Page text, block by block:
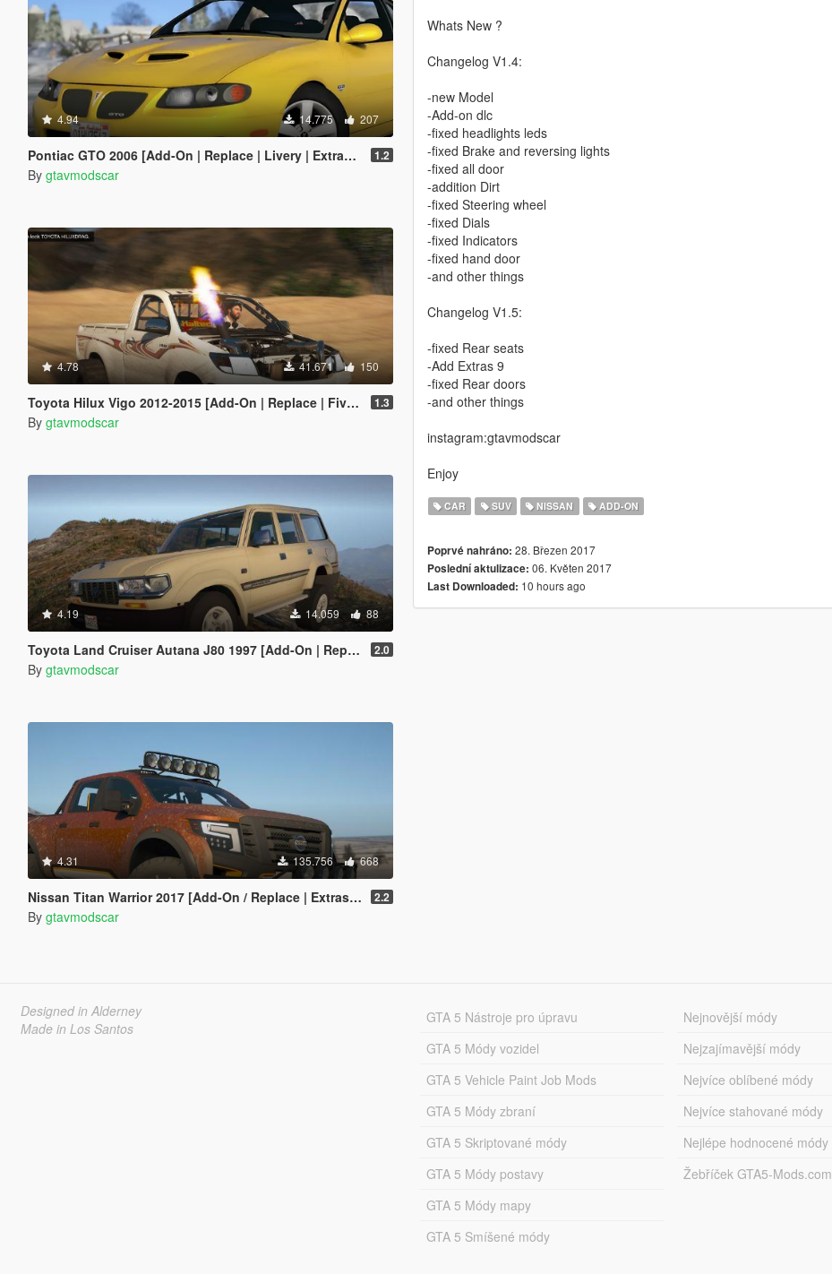
4.94 14.775 207
Pontiac GTO 2006 [Add-On | Replace | Livery | Extras | Template] 1.2
By gtavmodscar
4.78 41.671 150
Toyota Hilux Vigo 2012-2015 [Add-On | Replace | FiveM | Version 3 | Livery | Extras | Template | Tuning 200+ | Dirt] 1.3
By gtavmodscar
4.19 14.059 88
Toyota Land Cruiser Autana J80 1997 [Add-On | Replace | Livery | Extras | Template] 2.0
By gtavmodscar
4.31 135.756 668
Nissan Titan Warrior 2017 [Add-On / Replace | Extras | Template | Tuning] 2.2
By gtavmodscar
Whats New ?
Changelog V1.4:
-new Model
-Add-on dlc
-fixed headlights leds
-fixed Brake and reversing lights
-fixed all door
-addition Dirt
-fixed Steering wheel
-fixed Dials
-fixed Indicators
-fixed hand door
-and other things
Changelog V1.5:
-fixed Rear seats
-Add Extras 9
-fixed Rear doors
-and other things
instagram:gtavmodscar
Enjoy
CAR SUV NISSAN ADD-ON
Poprvé nahráno: 28. Březen 2017
Poslední aktulizace: 06. Květen 2017
Last Downloaded: 10 hours ago
Designed in Alderney
Made in Los Santos
GTA 5 Nástroje pro úpravu
GTA 5 Módy vozidel
GTA 5 Vehicle Paint Job Mods
GTA 5 Módy zbraní
GTA 5 Skriptované módy
GTA 5 Módy postavy
GTA 5 Módy mapy
GTA 5 Smíšené módy
Nejnovější módy
Nejzajímavější módy
Nejvíce oblíbené módy
Nejvíce stahované módy
Nejlépe hodnocené módy
Žebříček GTA5-Mods.com